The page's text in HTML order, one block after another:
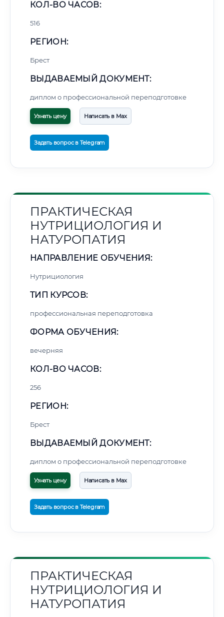
КОЛ-ВО ЧАСОВ:
516
РЕГИОН:
Брест
ВЫДАВАЕМЫЙ ДОКУМЕНТ:
диплом о профессиональной переподготовке
Узнать цену Написать в Max
Задать вопрос в Telegram
ПРАКТИЧЕСКАЯ
НУТРИЦИОЛОГИЯ И
НАТУРОПАТИЯ
НАПРАВЛЕНИЕ ОБУЧЕНИЯ:
Нутрициология
ТИП КУРСОВ:
профессиональная переподготовка
ФОРМА ОБУЧЕНИЯ:
вечерняя
КОЛ-ВО ЧАСОВ:
256
РЕГИОН:
Брест
ВЫДАВАЕМЫЙ ДОКУМЕНТ:
диплом о профессиональной переподготовке
Узнать цену Написать в Max
Задать вопрос в Telegram
ПРАКТИЧЕСКАЯ
НУТРИЦИОЛОГИЯ И
НАТУРОПАТИЯ